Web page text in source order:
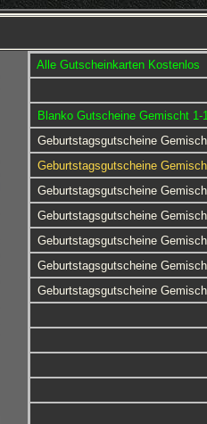
Alle Gutscheinkarten Kostenlos
Blanko Gutscheine Gemischt 1-
Geburtstagsgutscheine
Geburtstagsgutscheine
Geburtstagsgutscheine
Geburtstagsgutscheine
Geburtstagsgutscheine
Geburtstagsgutscheine
Geburtstagsgutscheine